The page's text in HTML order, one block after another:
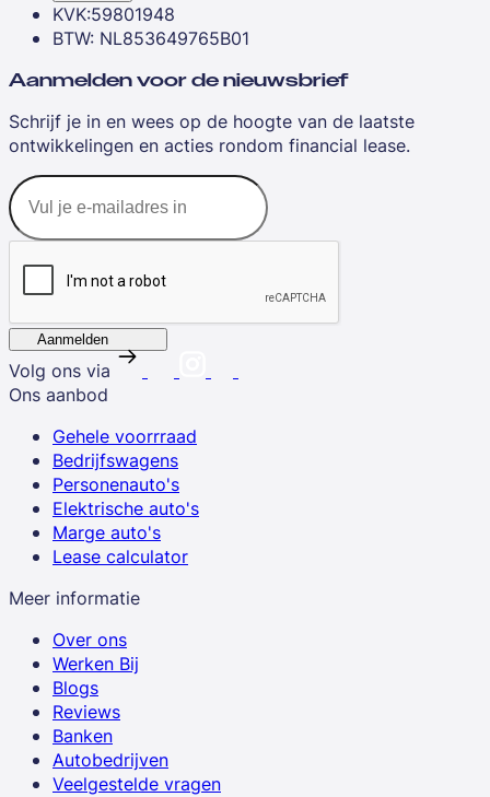
KVK:59801948
BTW: NL853649765B01
Aanmelden voor de nieuwsbrief
Schrijf je in en wees op de hoogte van de laatste
ontwikkelingen en acties rondom financial lease.
Aanmelden
Volg ons via
Ons aanbod
Gehele voorrraad
Bedrijfswagens
Personenauto's
Elektrische auto's
Marge auto's
Lease calculator
Meer informatie
Over ons
Werken Bij
Blogs
Reviews
Banken
Autobedrijven
Veelgestelde vragen